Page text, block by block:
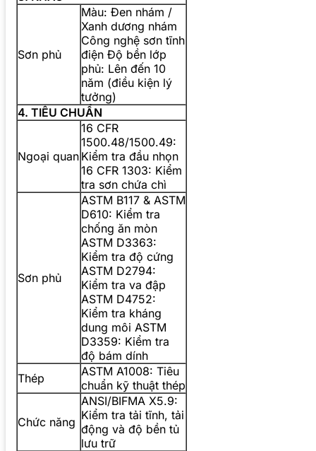
Sơn phủ
Màu: Đen nhám /
Xanh dương nhám
Công nghệ sơn tĩnh
điện Độ bền lớp
phủ: Lên đến 10
năm (điều kiện lý
tưởng)
4. TIÊU CHUẨN
Ngoại quan
16 CFR
1500.48/1500.49:
Kiểm tra đầu nhọn
16 CFR 1303: Kiểm
tra sơn chứa chì
Sơn phủ
ASTM B117 & ASTM
D610: Kiểm tra
chống ăn mòn
ASTM D3363:
Kiểm tra độ cứng
ASTM D2794:
Kiểm tra va đập
ASTM D4752:
Kiểm tra kháng
dung môi ASTM
D3359: Kiểm tra
độ bám dính
Thép
ASTM A1008: Tiêu
chuẩn kỹ thuật thép
Chức năng
ANSI/BIFMA X5.9:
Kiểm tra tải tĩnh, tải
động và độ bền tủ
lưu trữ